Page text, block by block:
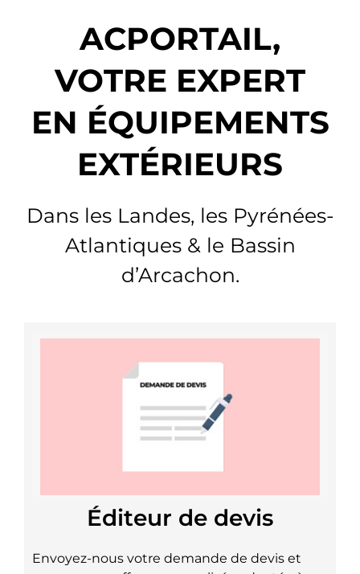
Contact
Nous Recrutons
ACPORTAIL,
VOTRE EXPERT
EN ÉQUIPEMENTS
EXTÉRIEURS
Dans les Landes, les Pyrénées-
Atlantiques & le Bassin
d’Arcachon.
Éditeur de devis
Envoyez-nous votre demande de devis et